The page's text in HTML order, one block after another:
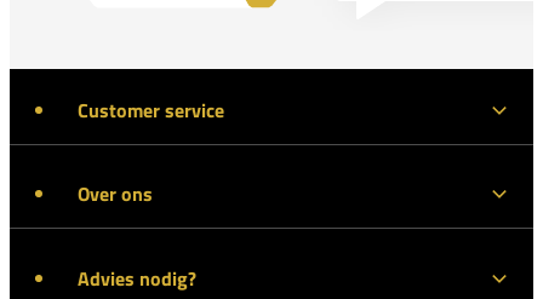
Customer service
Over ons
Advies nodig?